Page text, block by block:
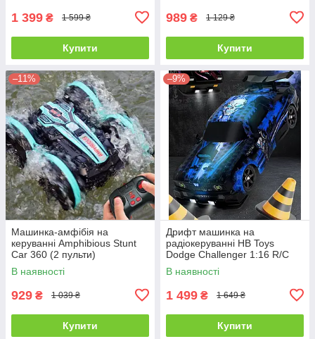
1 399 ₴ 1 599 ₴
Купити
989 ₴ 1 129 ₴
Купити
–11%
Машинка-амфібія на
керуванні Amphibious Stunt
Car 360 (2 пульти)
В наявності
929 ₴ 1 039 ₴
Купити
–9%
Дрифт машинка на
радіокеруванні HB Toys
Dodge Challenger 1:16 R/C
Drift Dazzling
В наявності
1 499 ₴ 1 649 ₴
Купити